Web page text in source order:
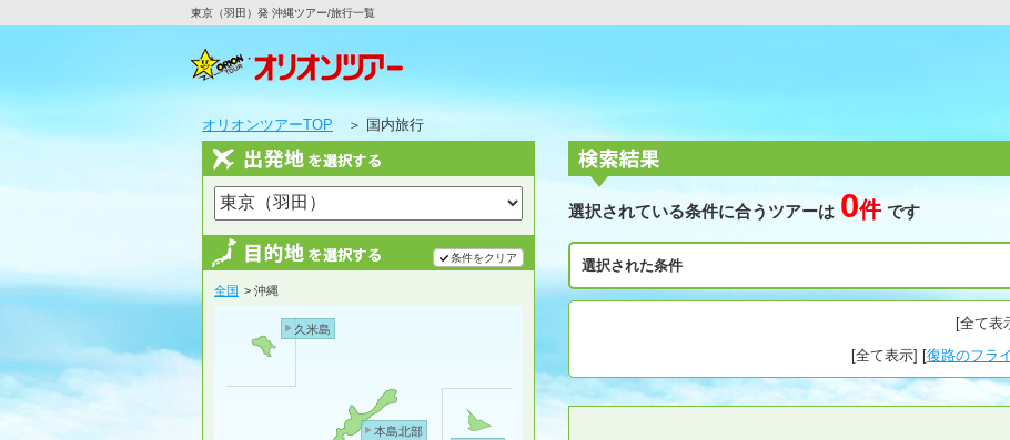
東京（羽田）発 沖縄ツアー/旅行一覧
オリオンツアーTOP ＞ 国内旅行
条件をクリア
全国 > 沖縄
本島北部
久米島
選択されている条件に合うツアーは 0件 です
選択された条件
[全て表
[全て表示] [復路のフラ